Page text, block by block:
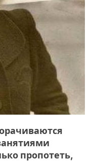
пропотеть,